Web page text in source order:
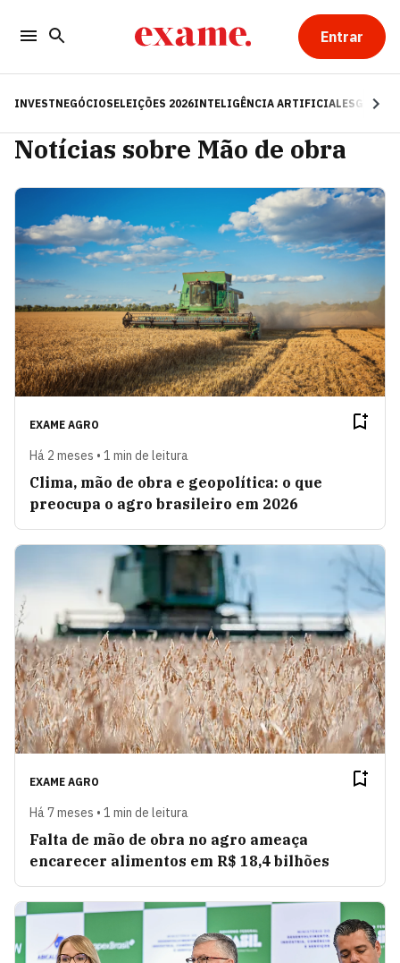
Entrar
INVESTNEGÓCIOSELEIÇÕES 2026INTELIGÊNCIA ARTIFICIALESG
Notícias sobre Mão de obra
EXAME AGRO
Há 2 meses • 1 min de leitura
Clima, mão de obra e geopolítica: o que
preocupa o agro brasileiro em 2026
EXAME AGRO
Há 7 meses • 1 min de leitura
Falta de mão de obra no agro ameaça
encarecer alimentos em R$ 18,4 bilhões